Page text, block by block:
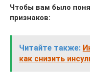
Чтобы вам было
признаков:
Читайте также:
как снизить